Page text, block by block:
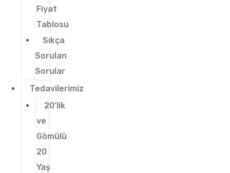
Fiyat
Tablosu
Sıkça
Sorulan
Sorular
Tedavilerimiz
20’lik
ve
Gömülü
20
Yaş